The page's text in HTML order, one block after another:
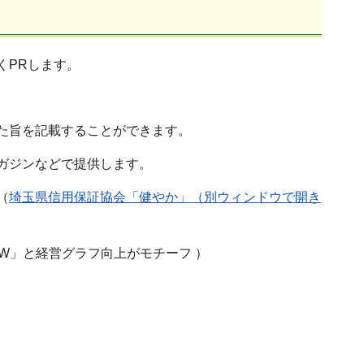
PRします。
を記載することができます。
ンなどで提供します。
埼玉県信用保証協会「健やか」（別ウィンドウで開き
と経営グラフ向上がモチーフ ）